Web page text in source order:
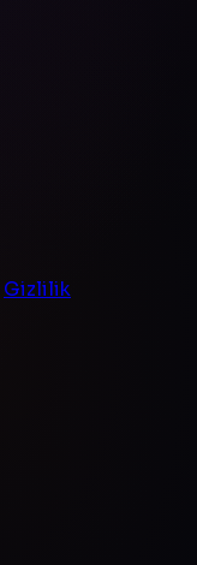
Gizlilik